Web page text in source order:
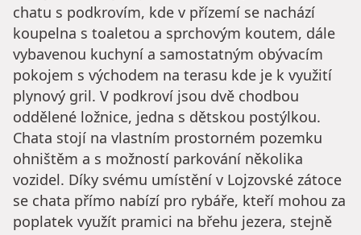
chatu s podkrovím, kde v přízemí se nachází
koupelna s toaletou a sprchovým koutem, dále
vybavenou kuchyní a samostatným obývacím
pokojem s východem na terasu kde je k využití
plynový gril. V podkroví jsou dvě chodbou
oddělené ložnice, jedna s dětskou postýlkou.
Chata stojí na vlastním prostorném pozemku
ohništěm a s možností parkování několika
vozidel. Díky svému umístění v Lojzovské zátoce
se chata přímo nabízí pro rybáře, kteří mohou za
poplatek využít pramici na břehu jezera, stejně